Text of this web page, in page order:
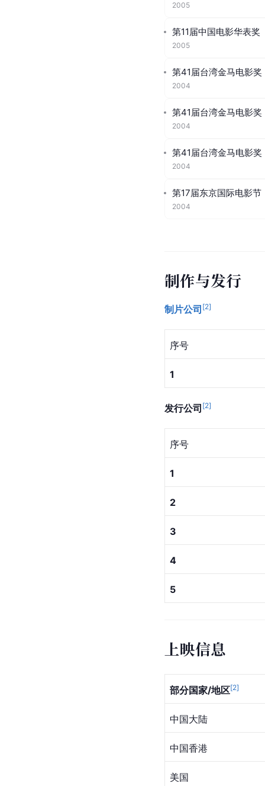
2005
第11届中国电影华表奖
2005
第41届台湾金马电影奖
2004
第41届台湾金马电影奖
2004
第41届台湾金马电影奖
2004
第17届东京国际电影节
2004
制作与发行
制片公司 [2]
序号
1
发行公司 [2]
序号
1
2
3
4
5
上映信息
部分国家/地区[2]
中国大陆
中国香港
美国